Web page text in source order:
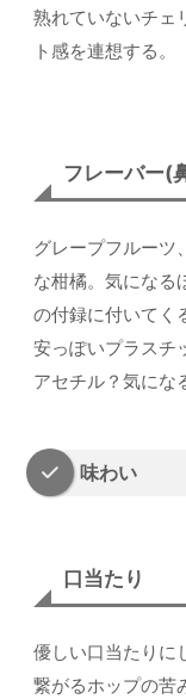
熟れていないチェ
ト感を連想する。
フレーバー(
グレープフルーツ
な柑橘。気になる
の付録に付いてく
安っぽいプラスチ
アセチル？気にな
味わい
口当たり
優しい口当たりに
繋がるホップの苦